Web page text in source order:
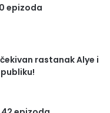
epizoda
rastanak Alye i